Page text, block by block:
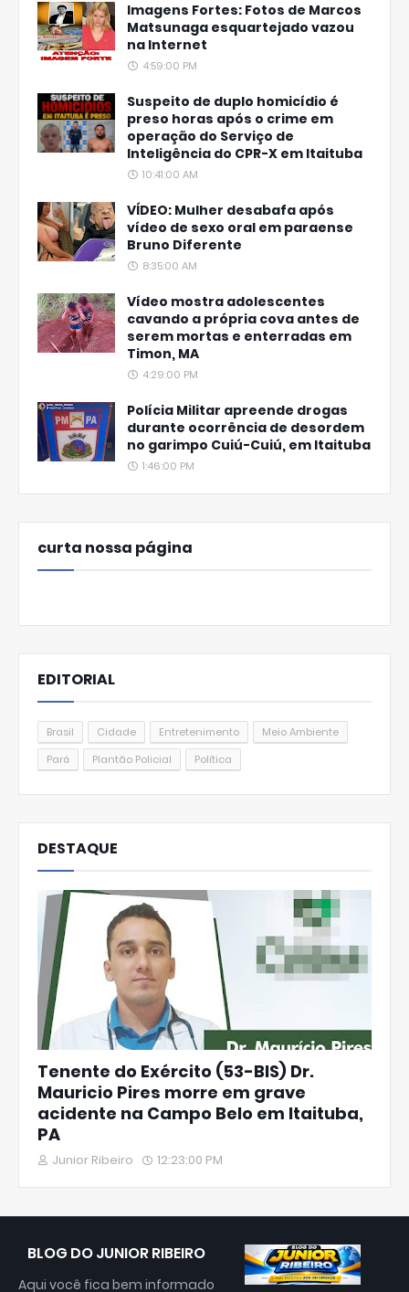
Imagens Fortes: Fotos de Marcos
Matsunaga esquartejado vazou
na Internet
4:59:00 PM
Suspeito de duplo homicídio é
preso horas após o crime em
operação do Serviço de
Inteligência do CPR-X em Itaituba
10:41:00 AM
VÍDEO: Mulher desabafa após
vídeo de sexo oral em paraense
Bruno Diferente
8:35:00 AM
Vídeo mostra adolescentes
cavando a própria cova antes de
serem mortas e enterradas em
Timon, MA
4:29:00 PM
Polícia Militar apreende drogas
durante ocorrência de desordem
no garimpo Cuiú-Cuiú, em Itaituba
1:46:00 PM
curta nossa página
EDITORIAL
Brasil Cidade Entretenimento
Meio Ambiente
Pará
Plantão Policial Política
DESTAQUE
Tenente do Exército (53-BIS) Dr.
Mauricio Pires morre em grave
acidente na Campo Belo em Itaituba,
PA
Junior Ribeiro 12:23:00 PM
BLOG DO JUNIOR RIBEIRO
Aqui você fica bem informado